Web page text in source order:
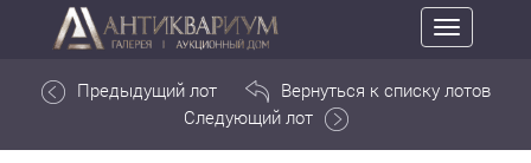
Toggle
navigation
Предыдущий лот
Вернуться к списку лотов
Следующий лот